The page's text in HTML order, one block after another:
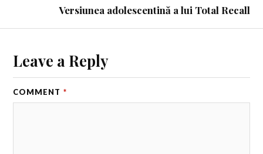
Versiunea adolescentină a lui Total Recall
Leave a Reply
COMMENT *